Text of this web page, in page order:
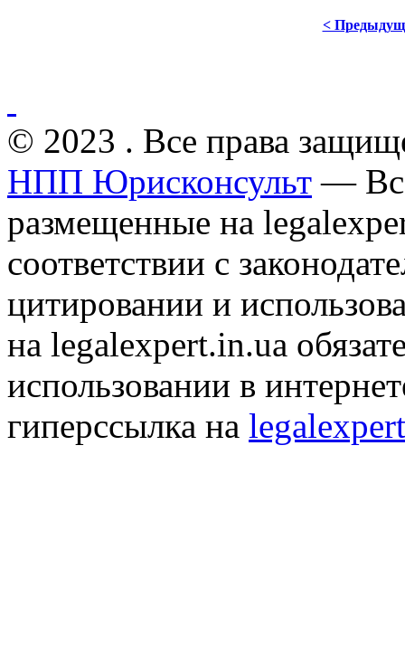
<
© 2023 . Все права
НПП Юрисконсульт —
размещенные на
соответствии с
цитировании и
на legalexpert.in.ua
использовании в
гиперссылка на